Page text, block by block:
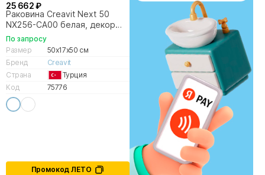
25 662 ₽
Раковина Creavit Next 50
NX256-CA00 белая, декор
золото
По запросу
Размер
50x17x50 см
Бренд
Creavit
Страна
Турция
Код
75776
Промокод ЛЕТО